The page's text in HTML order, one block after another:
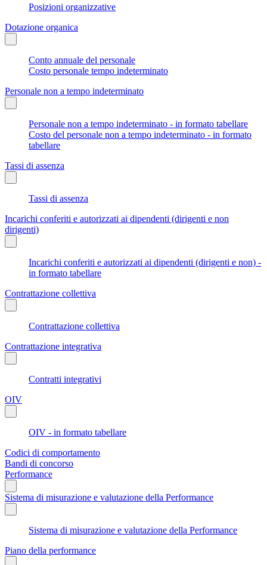
Posizioni organizzative
Dotazione organica
Conto annuale del personale
Costo personale tempo indeterminato
Personale non a tempo indeterminato
Personale non a tempo indeterminato - in formato tabellare
Costo del personale non a tempo indeterminato - in formato
tabellare
Tassi di assenza
Tassi di assenza
Incarichi conferiti e autorizzati ai dipendenti (dirigenti e non
dirigenti)
Incarichi conferiti e autorizzati ai dipendenti (dirigenti e non) -
in formato tabellare
Contrattazione collettiva
Contrattazione collettiva
Contrattazione integrativa
Contratti integrativi
OIV
OIV - in formato tabellare
Codici di comportamento
Bandi di concorso
Performance
Sistema di misurazione e valutazione della Performance
Sistema di misurazione e valutazione della Performance
Piano della performance